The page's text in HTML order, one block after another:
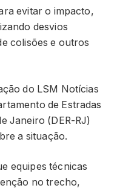
evitar o impacto,
desvios
colisões e outros
do LSM Notícias
de Estradas
Janeiro (DER-RJ)
a situação.
equipes técnicas
no trecho,